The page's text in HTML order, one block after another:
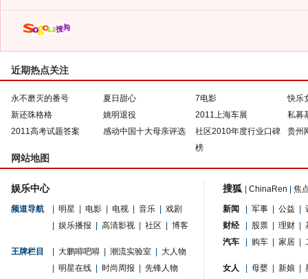
近期热点关注
永不磨灭的番号 夏日甜心 7电影
快乐
新还珠格格
姚明退役 2011上海车展
私募
2011高考试题答案
感动中国十大母亲评选
社区2010年度行业口碑
榜
贵州
网站地图
娱乐中心
频道导航 明星 电影 电视 音乐
戏剧
娱乐播报 高清影视 社区 博客
王牌栏目 大鹏嘚吧嘚 潮流实验室
大人物
明星在线 时尚周报
先锋人物
搜狐 ChinaRen 焦
新闻 军事 公益
财经
股票 理财
汽车
购车 家居
女人 母婴 新娘